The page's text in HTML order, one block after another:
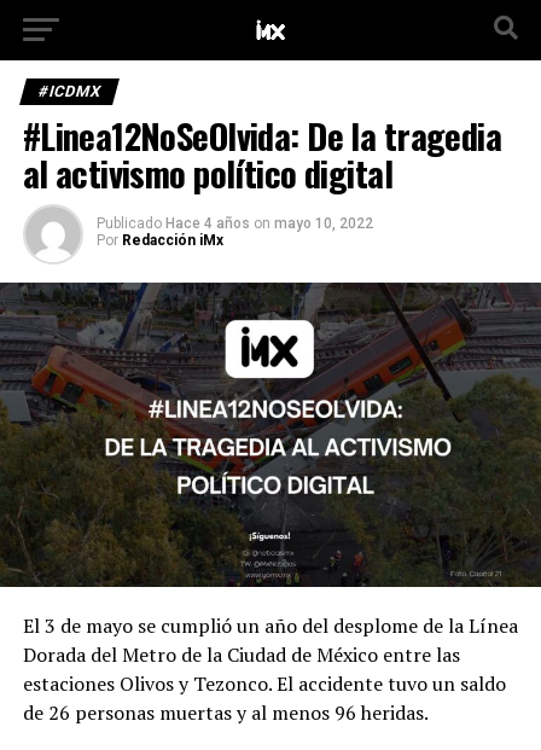
#ICDMX
#Linea12NoSeOlvida: De la tragedia
al activismo político digital
Publicado Hace 4 años on mayo 10, 2022
Por Redacción iMx
El 3 de mayo se cumplió un año del desplome de la Línea
Dorada del Metro de la Ciudad de México entre las
estaciones Olivos y Tezonco. El accidente tuvo un saldo
de 26 personas muertas y al menos 96 heridas.